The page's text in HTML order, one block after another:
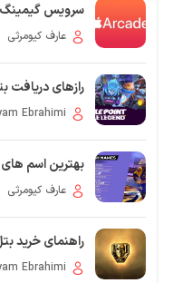
سرویس گیمینگ
عارف کیومرثی
رازهای دریافت
Ebrahimi
بهترین اسم
عارف کیومرثی
راهنمای خرید
Ebrahimi